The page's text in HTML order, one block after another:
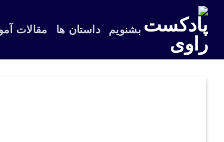
Skip
content
بشنویم داستان ها مقالات